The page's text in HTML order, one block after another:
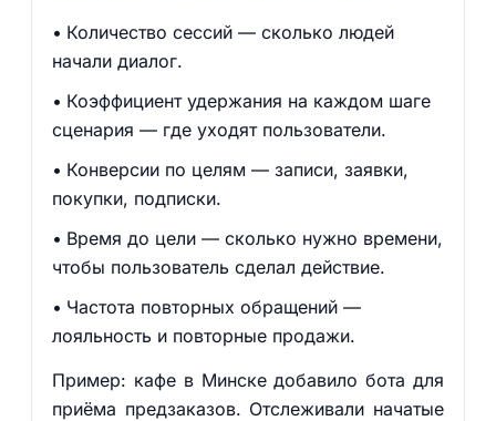
Количество сессий — сколько людей
начали диалог.
Коэффициент удержания на каждом шаге
сценария — где уходят пользователи.
Конверсии по целям — записи, заявки,
покупки, подписки.
Время до цели — сколько нужно времени,
чтобы пользователь сделал действие.
Частота повторных обращений —
лояльность и повторные продажи.
Пример: кафе в Минске добавило бота для
приёма предзаказов. Отслеживали начатые